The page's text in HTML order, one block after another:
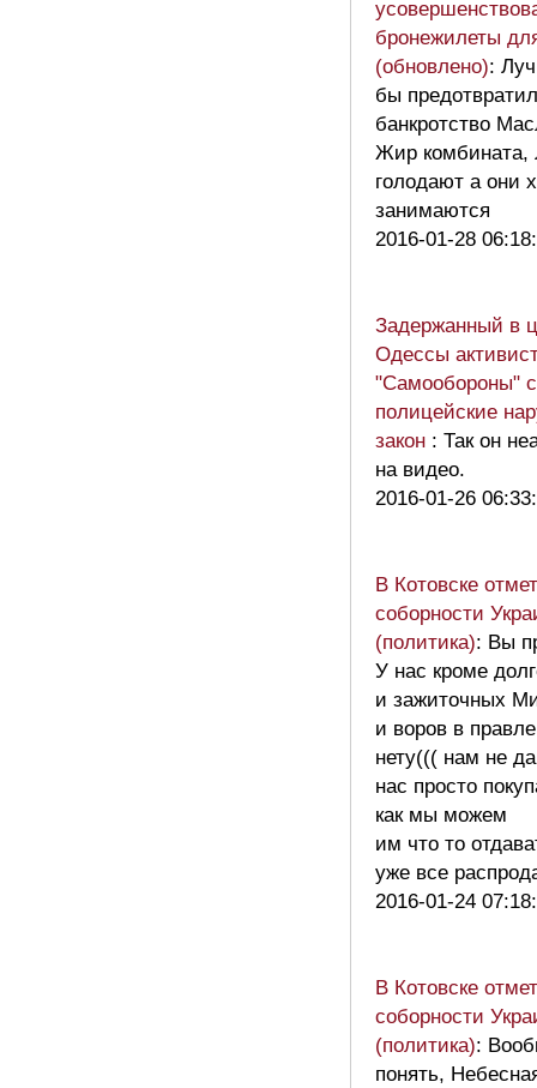
бронежилеты
(обновлено):
бы
банкротство
Жир
голодают а они
занимаются
2016-01-28
Задержанный в
Одессы
"Самообороны"
полицейские
закон : Так он
на видео.
2016-01-26
В Котовске
соборности
(политика): Вы
У нас кроме
и зажиточных
и воров в
нету((( нам не
нас просто
как мы можем
им что то
уже все
2016-01-24
В Котовске
соборности
(политика):
понять,